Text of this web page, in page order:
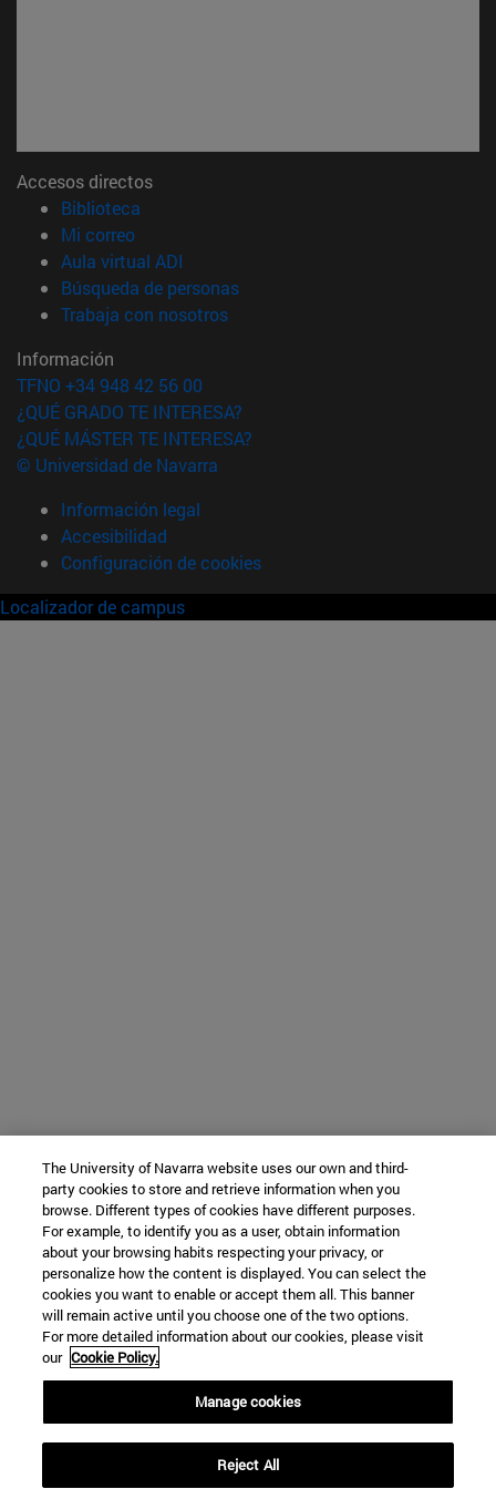
Accesos directos
Biblioteca
Mi correo(abre en nueva ventana)
Aula virtual ADI
Búsqueda de personas(abre en nueva ventana)
Trabaja con nosotros(abre en nueva ventana)
Información
TFNO +34 948 42 56 00
¿QUÉ GRADO TE INTERESA?
¿QUÉ MÁSTER TE INTERESA?
© Universidad de Navarra
Información legal
Accesibilidad
Configuración de cookies
Localizador de campus
The University of Navarra website uses our own and third-
party cookies to store and retrieve information when you
browse. Different types of cookies have different purposes.
For example, to identify you as a user, obtain information
about your browsing habits respecting your privacy, or
personalize how the content is displayed. You can select the
cookies you want to enable or accept them all. This banner
will remain active until you choose one of the two options.
For more detailed information about our cookies, please visit
our Cookie Policy.
Manage cookies
Reject All